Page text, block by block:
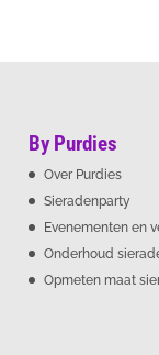
By Purdies
Over Purdies
Sieradenparty
Evenementen en
Onderhoud
Opmeten maat